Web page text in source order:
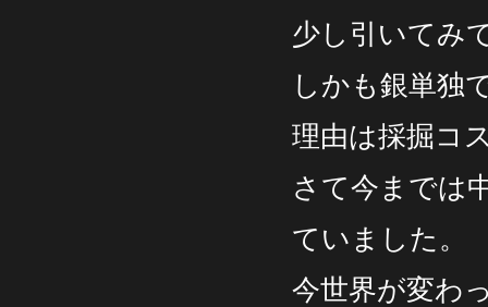
少し引いてみ
しかも銀単独
理由は採掘コ
さて今までは
ていました。
今世界が変わ